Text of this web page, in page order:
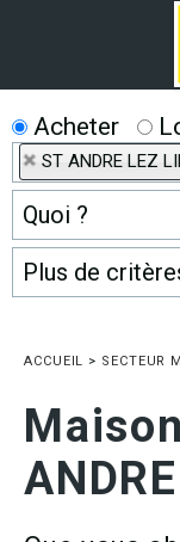
Acheter
ST ANDRE LEZ
ACCUEIL > SECTEUR